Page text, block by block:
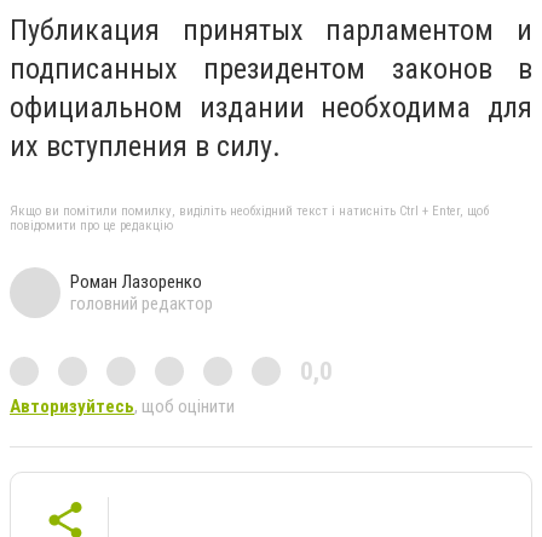
Публикация принятых парламентом и
подписанных президентом законов в
официальном издании необходима для
их вступления в силу.
Якщо ви помітили помилку, виділіть необхідний текст і натисніть Ctrl + Enter, щоб
повідомити про це редакцію
Роман Лазоренко
головний редактор
0,0
Авторизуйтесь, щоб оцінити